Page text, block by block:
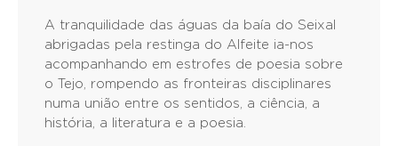
A tranquilidade das águas da baía do Seixal
abrigadas pela restinga do Alfeite ia-nos
acompanhando em estrofes de poesia sobre
o Tejo, rompendo as fronteiras disciplinares
numa união entre os sentidos, a ciência, a
história, a literatura e a poesia.